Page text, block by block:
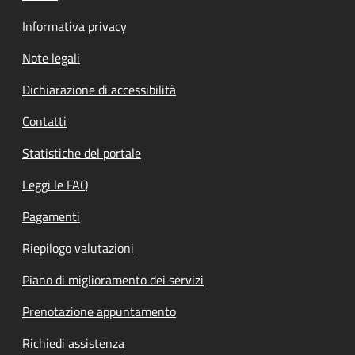
Informativa privacy
Note legali
Dichiarazione di accessibilità
Contatti
Statistiche del portale
Leggi le FAQ
Pagamenti
Riepilogo valutazioni
Piano di miglioramento dei servizi
Prenotazione appuntamento
Richiedi assistenza